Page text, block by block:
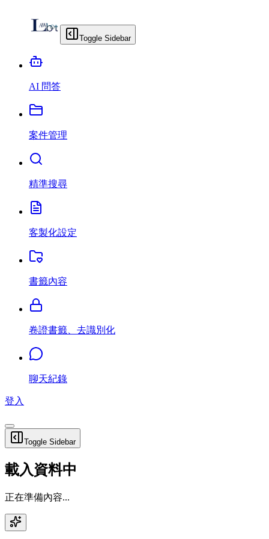
Toggle Sidebar
AI 問答
案件管理
精準搜尋
客製化設定
書籤內容
卷證書籤、去識別化
聊天紀錄
登入
Toggle Sidebar
載入資料中
正在準備內容...